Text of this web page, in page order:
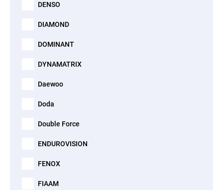
DENSO
DIAMOND
DOMINANT
DYNAMATRIX
Daewoo
Doda
Double Force
ENDUROVISION
FENOX
FIAAM